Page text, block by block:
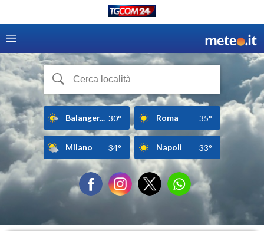
Balanger... 30° Roma 35°
Milano 34° Napoli 33°